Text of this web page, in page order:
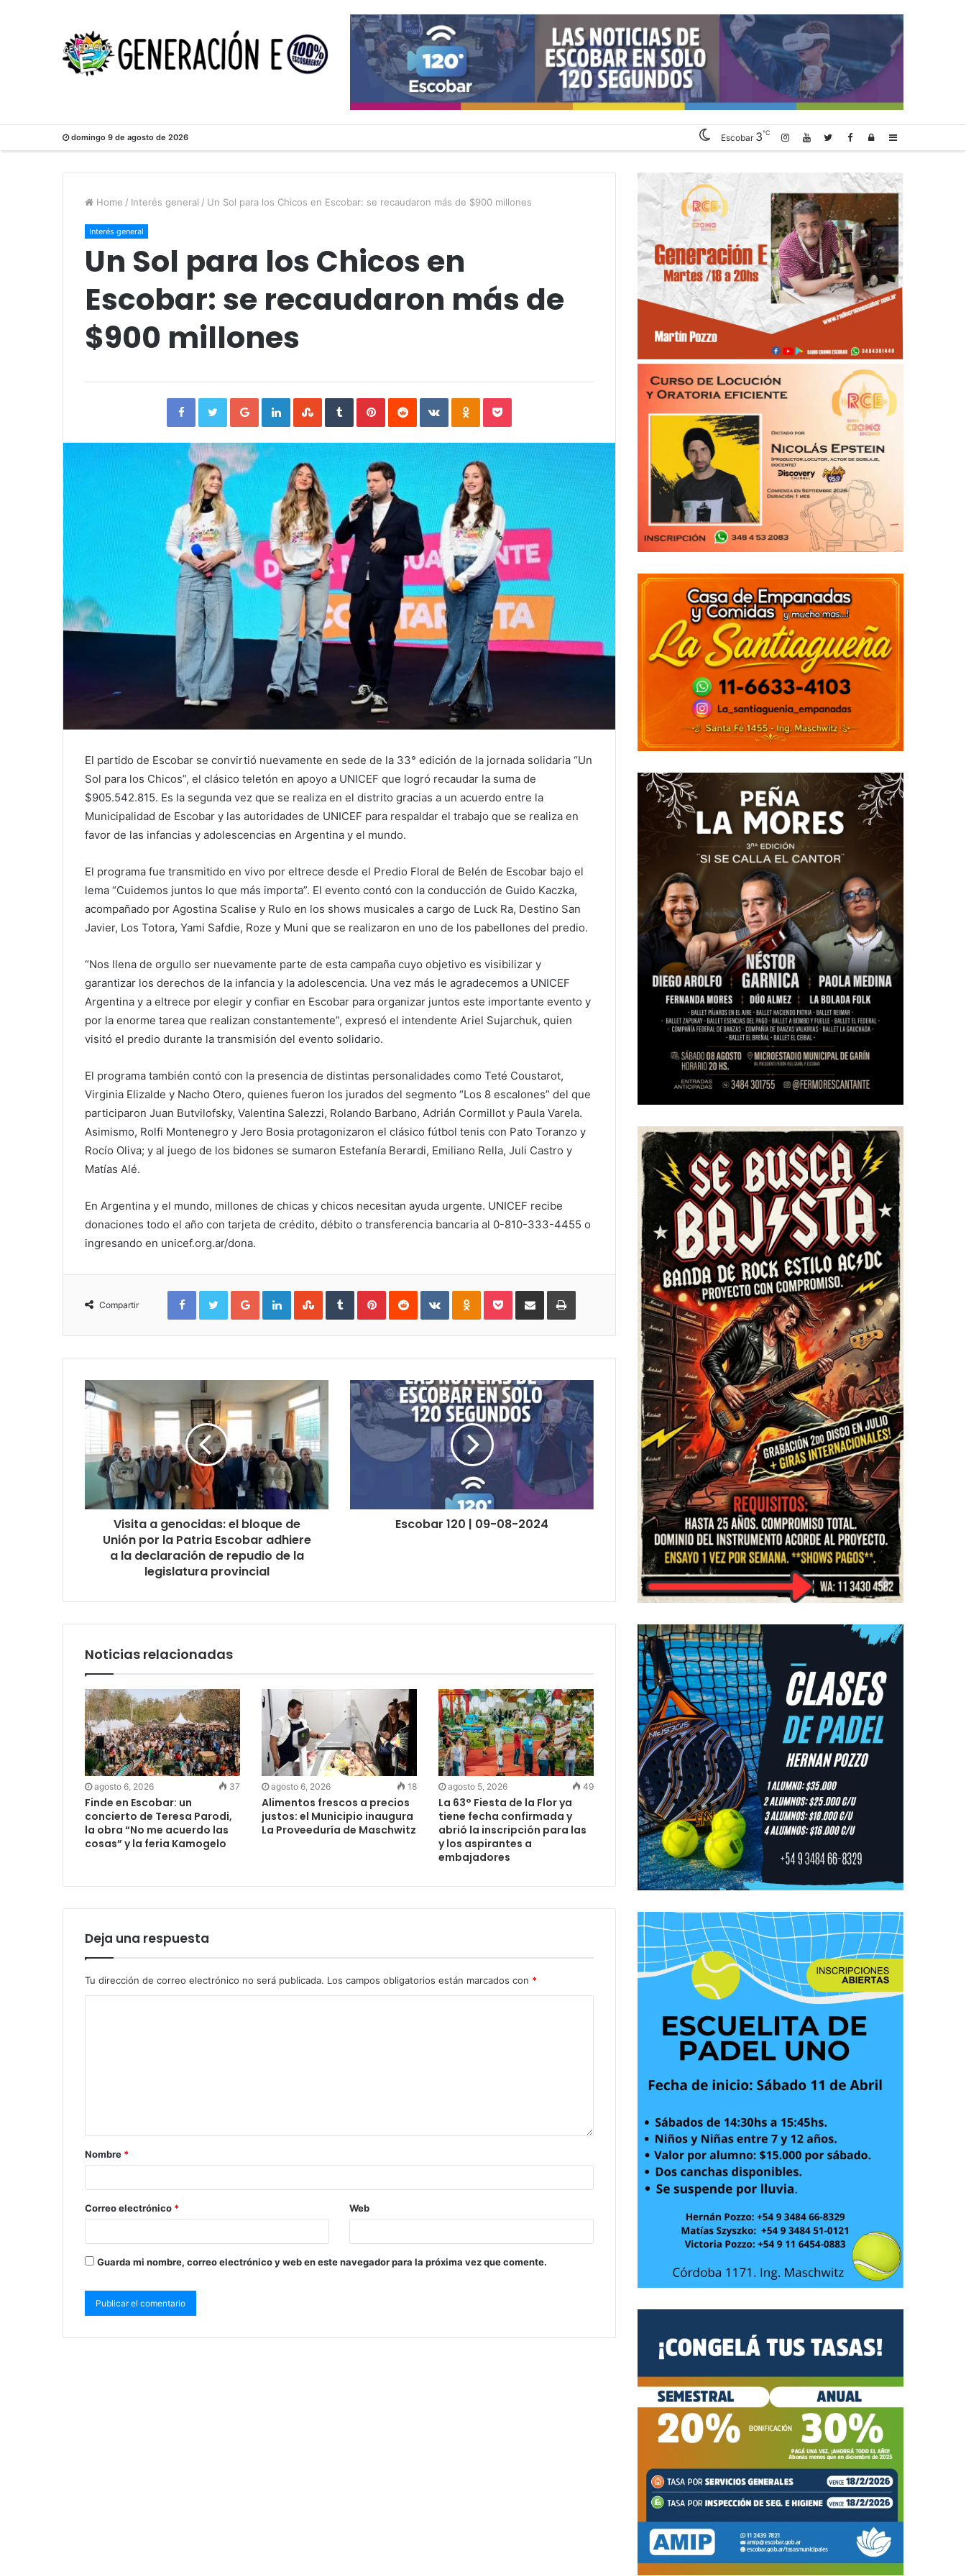
domingo 9 de agosto de 2026 Sidebar
Log
Escobar 3℃
Home / Interés general / Un Sol para los Chicos en Escobar: se recaudaron más de $900 millones
Interés general
Un Sol para los Chicos en
Escobar: se recaudaron más de
$900 millones
FacebookTwitterGoogle+LinkedInStumbleUpon
TumblrPinterestReddit VKontakteOdnoklassniki
Pocket
El partido de Escobar se convirtió nuevamente en sede de la 33° edición de la jornada solidaria “Un
Sol para los Chicos”, el clásico teletón en apoyo a UNICEF que logró recaudar la suma de
$905.542.815. Es la segunda vez que se realiza en el distrito gracias a un acuerdo entre la
Municipalidad de Escobar y las autoridades de UNICEF para respaldar el trabajo que se realiza en
favor de las infancias y adolescencias en Argentina y el mundo.
El programa fue transmitido en vivo por eltrece desde el Predio Floral de Belén de Escobar bajo el
lema “Cuidemos juntos lo que más importa”. El evento contó con la conducción de Guido Kaczka,
acompañado por Agostina Scalise y Rulo en los shows musicales a cargo de Luck Ra, Destino San
Javier, Los Totora, Yami Safdie, Roze y Muni que se realizaron en uno de los pabellones del predio.
“Nos llena de orgullo ser nuevamente parte de esta campaña cuyo objetivo es visibilizar y
garantizar los derechos de la infancia y la adolescencia. Una vez más le agradecemos a UNICEF
Argentina y a eltrece por elegir y confiar en Escobar para organizar juntos este importante evento y
por la enorme tarea que realizan constantemente”, expresó el intendente Ariel Sujarchuk, quien
visitó el predio durante la transmisión del evento solidario.
El programa también contó con la presencia de distintas personalidades como Teté Coustarot,
Virginia Elizalde y Nacho Otero, quienes fueron los jurados del segmento “Los 8 escalones” del que
participaron Juan Butvilofsky, Valentina Salezzi, Rolando Barbano, Adrián Cormillot y Paula Varela.
Asimismo, Rolfi Montenegro y Jero Bosia protagonizaron el clásico fútbol tenis con Pato Toranzo y
Rocío Oliva; y al juego de los bidones se sumaron Estefanía Berardi, Emiliano Rella, Juli Castro y
Matías Alé.
En Argentina y el mundo, millones de chicas y chicos necesitan ayuda urgente. UNICEF recibe
donaciones todo el año con tarjeta de crédito, débito o transferencia bancaria al 0-810-333-4455 o
ingresando en unicef.org.ar/dona.
Compartir
FacebookTwitterGoogle+LinkedInStumbleUpon
TumblrPinterestReddit VKontakteOdnoklassniki
PocketShare
Email
Print
Visita a genocidas: el bloque de
Unión por la Patria Escobar adhiere
a la declaración de repudio de la
legislatura provincial
Escobar 120 | 09-08-2024
Noticias relacionadas
agosto 6, 2026 37
Finde en Escobar: un
concierto de Teresa Parodi,
la obra “No me acuerdo las
cosas” y la feria Kamogelo
agosto 6, 2026 18
Alimentos frescos a precios
justos: el Municipio inaugura
La Proveeduría de Maschwitz
agosto 5, 2026 49
La 63° Fiesta de la Flor ya
tiene fecha confirmada y
abrió la inscripción para las
y los aspirantes a
embajadores
Deja una respuesta
Tu dirección de correo electrónico no será publicada. Los campos obligatorios están marcados con *
Nombre *
Correo electrónico * Web
Guarda mi nombre, correo electrónico y web en este navegador para la próxima vez que comente.